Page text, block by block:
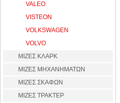
VALEO
VISTEON
VOLKSWAGEN
VOLVO
ΜΙΖΕΣ ΚΛΑΡΚ
ΜΙΖΕΣ ΜΗΧΑΝΗΜΑΤΩΝ
ΜΙΖΕΣ ΣΚΑΦΩΝ
ΜΙΖΕΣ ΤΡΑΚΤΕΡ